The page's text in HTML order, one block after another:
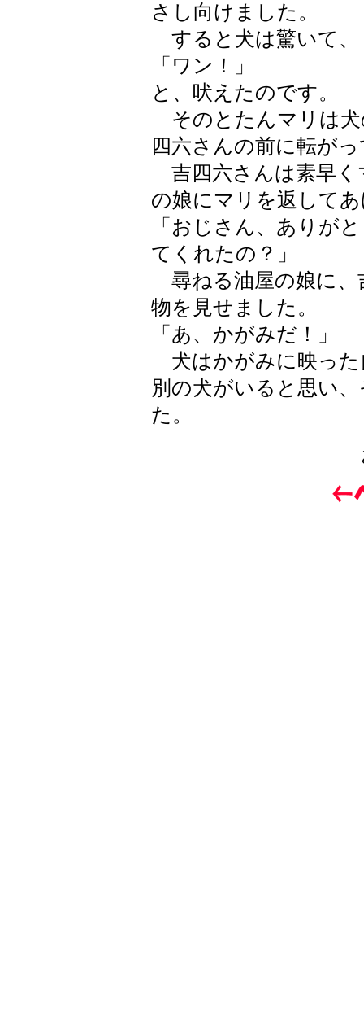
さし向けました。
すると犬は驚いて、
「ワン！」
と、吠えたのです。
そのとたんマリは犬
四六さんの前に転が
吉四六さんは素早く
の娘にマリを返して
「おじさん、ありが
てくれたの？」
尋ねる油屋の娘に、
物を見せました。
「あ、かがみだ！」
犬はかがみに映った
別の犬がいると思い
た。